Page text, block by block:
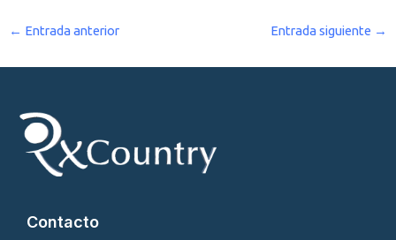
← Entrada anterior Entrada siguiente →
Contacto